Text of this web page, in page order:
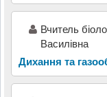
Вчитель
Василівна
Дихання та